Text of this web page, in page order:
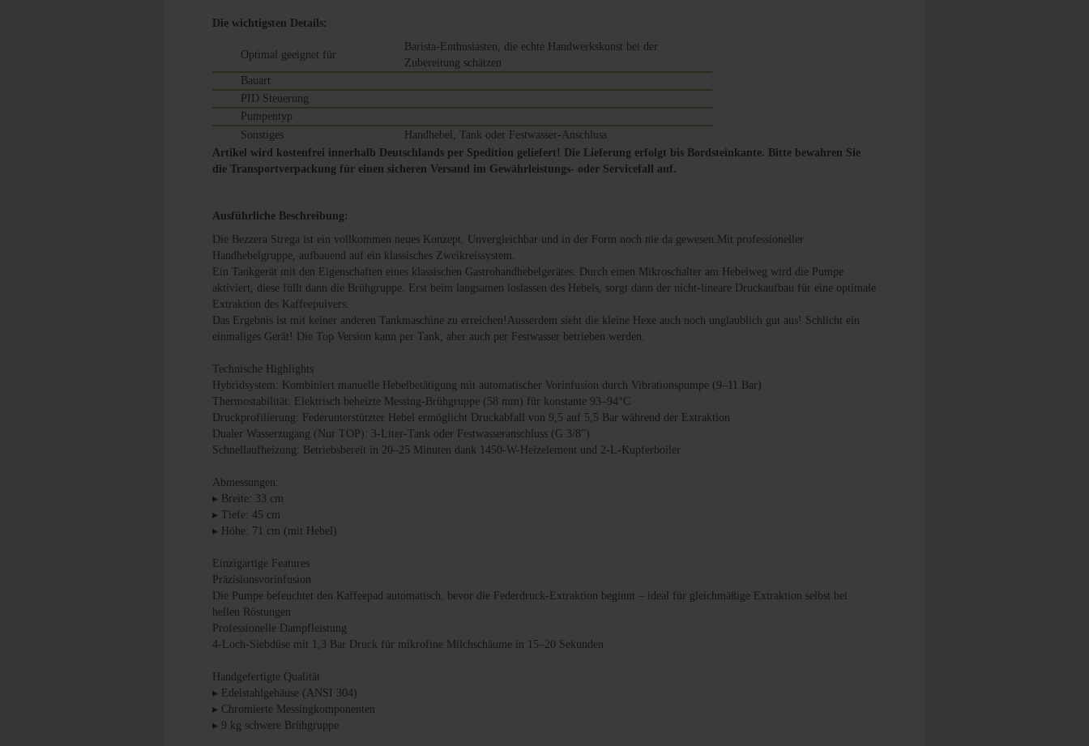
Die wichtigsten Details:
Optimal geeignet für
Barista-Enthusiasten, die echte Handwerkskunst bei der
Zubereitung schätzen
Bauart
PID Steuerung
Pumpentyp
Sonstiges
Handhebel, Tank oder Festwasser-Anschluss
Artikel wird kostenfrei innerhalb Deutschlands per Spedition geliefert! Die Lieferung erfolgt bis Bordsteinkante. Bitte bewahren Sie
die Transportverpackung für einen sicheren Versand im Gewährleistungs- oder Servicefall auf.
Ausführliche Beschreibung:
Die Bezzera Strega ist ein vollkommen neues Konzept. Unvergleichbar und in der Form noch nie da gewesen.Mit professioneller
Handhebelgruppe, aufbauend auf ein klassisches Zweikreissystem.
Ein Tankgerät mit den Eigenschaften eines klassischen Gastrohandhebelgerätes. Durch einen Mikroschalter am Hebelweg wird die Pumpe
aktiviert, diese füllt dann die Brühgruppe. Erst beim langsamen loslassen des Hebels, sorgt dann der nicht-lineare Druckaufbau für eine optimale
Extraktion des Kaffeepulvers.
Das Ergebnis ist mit keiner anderen Tankmaschine zu erreichen!Ausserdem sieht die kleine Hexe auch noch unglaublich gut aus! Schlicht ein
einmaliges Gerät! Die Top Version kann per Tank, aber auch per Festwasser betrieben werden.
Technische Highlights
Hybridsystem: Kombiniert manuelle Hebelbetätigung mit automatischer Vorinfusion durch Vibrationspumpe (9–11 Bar)
Thermostabilität: Elektrisch beheizte Messing-Brühgruppe (58 mm) für konstante 93–94°C
Druckprofilierung: Federunterstützter Hebel ermöglicht Druckabfall von 9,5 auf 5,5 Bar während der Extraktion
Dualer Wasserzugang (Nur TOP): 3-Liter-Tank oder Festwasseranschluss (G 3/8")
Schnellaufheizung: Betriebsbereit in 20–25 Minuten dank 1450-W-Heizelement und 2-L-Kupferboiler
Abmessungen:
▸ Breite: 33 cm
▸ Tiefe: 45 cm
▸ Höhe: 71 cm (mit Hebel)
Einzigartige Features
Präzisionsvorinfusion
Die Pumpe befeuchtet den Kaffeepad automatisch, bevor die Federdruck-Extraktion beginnt – ideal für gleichmäßige Extraktion selbst bei
hellen Röstungen
Professionelle Dampfleistung
4-Loch-Siebdüse mit 1,3 Bar Druck für mikrofine Milchschäume in 15–20 Sekunden
Handgefertigte Qualität
▸ Edelstahlgehäuse (ANSI 304)
▸ Chromierte Messingkomponenten
▸ 9 kg schwere Brühgruppe